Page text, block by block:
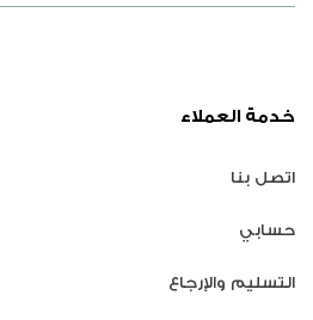
خدمة العملاء
اتصل بنا
حسابي
التسليم والإرجاع